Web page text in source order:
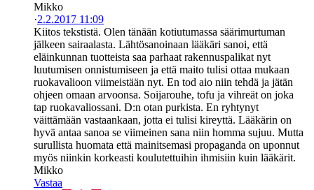
Mikko
·2.2.2017 11:09
Kiitos tekstistä. Olen tänään kotiutumassa säärimurtuman
jälkeen sairaalasta. Lähtösanoinaan lääkäri sanoi, että
eläinkunnan tuotteista saa parhaat rakennuspalikat nyt
luutumisen onnistumiseen ja että maito tulisi ottaa mukaan
ruokavalioon viimeistään nyt. En tod aio niin tehdä ja jätän
ohjeen omaan arvoonsa. Soijarouhe, tofu ja vihreät on joka
tap ruokavaliossani. D:n otan purkista. En ryhtynyt
väittämään vastaankaan, jotta ei tulisi kireyttä. Lääkärin on
hyvä antaa sanoa se viimeinen sana niin homma sujuu. Mutta
surullista huomata että mainitsemasi propaganda on uponnut
myös niinkin korkeasti koulutettuihin ihmisiin kuin lääkärit.
Mikko
Vastaa